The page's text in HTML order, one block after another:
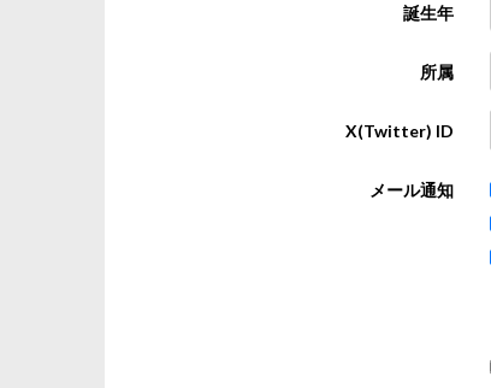
誕生年
所属
X(Twitter) ID
メール通知